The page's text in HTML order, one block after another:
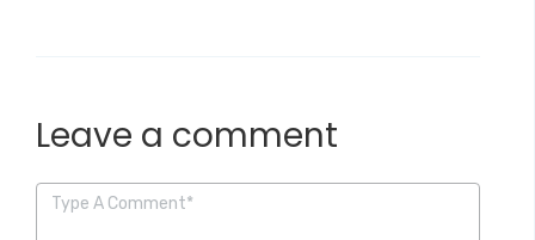
Leave a comment